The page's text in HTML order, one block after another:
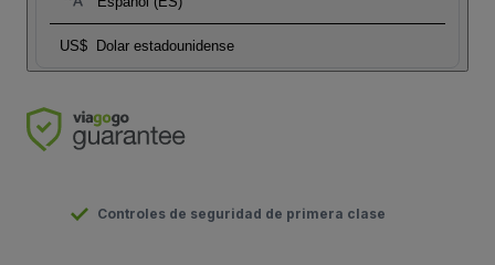
US$ Dolar estadounidense
Controles de seguridad de primera clase